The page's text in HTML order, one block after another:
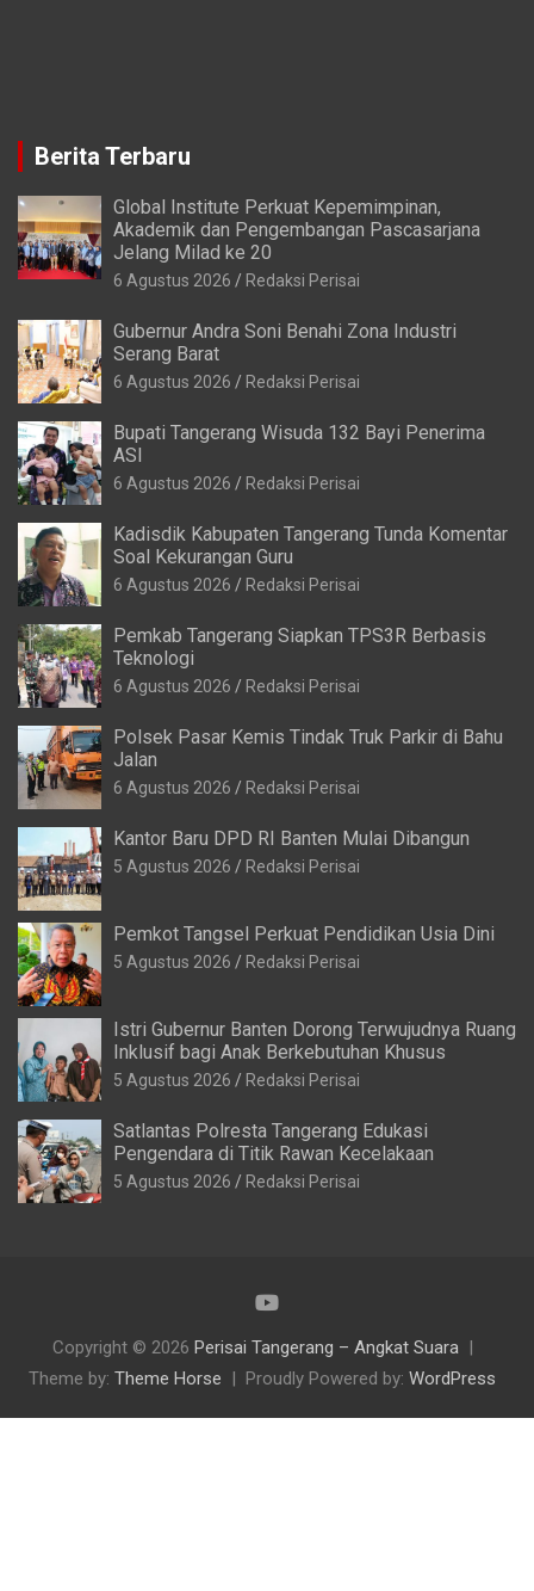
Berita Terbaru
Global Institute Perkuat Kepemimpinan,
Akademik dan Pengembangan Pascasarjana
Jelang Milad ke 20
6 Agustus 2026 Redaksi Perisai
Gubernur Andra Soni Benahi Zona Industri
Serang Barat
6 Agustus 2026 Redaksi Perisai
Bupati Tangerang Wisuda 132 Bayi Penerima
ASI
6 Agustus 2026 Redaksi Perisai
Kadisdik Kabupaten Tangerang Tunda Komentar
Soal Kekurangan Guru
6 Agustus 2026 Redaksi Perisai
Pemkab Tangerang Siapkan TPS3R Berbasis
Teknologi
6 Agustus 2026 Redaksi Perisai
Polsek Pasar Kemis Tindak Truk Parkir di Bahu
Jalan
6 Agustus 2026 Redaksi Perisai
Kantor Baru DPD RI Banten Mulai Dibangun
5 Agustus 2026 Redaksi Perisai
Pemkot Tangsel Perkuat Pendidikan Usia Dini
5 Agustus 2026 Redaksi Perisai
Istri Gubernur Banten Dorong Terwujudnya Ruang
Inklusif bagi Anak Berkebutuhan Khusus
5 Agustus 2026 Redaksi Perisai
Satlantas Polresta Tangerang Edukasi
Pengendara di Titik Rawan Kecelakaan
5 Agustus 2026 Redaksi Perisai
Copyright © 2026 Perisai Tangerang – Angkat Suara
Theme by: Theme Horse Proudly Powered by: WordPress